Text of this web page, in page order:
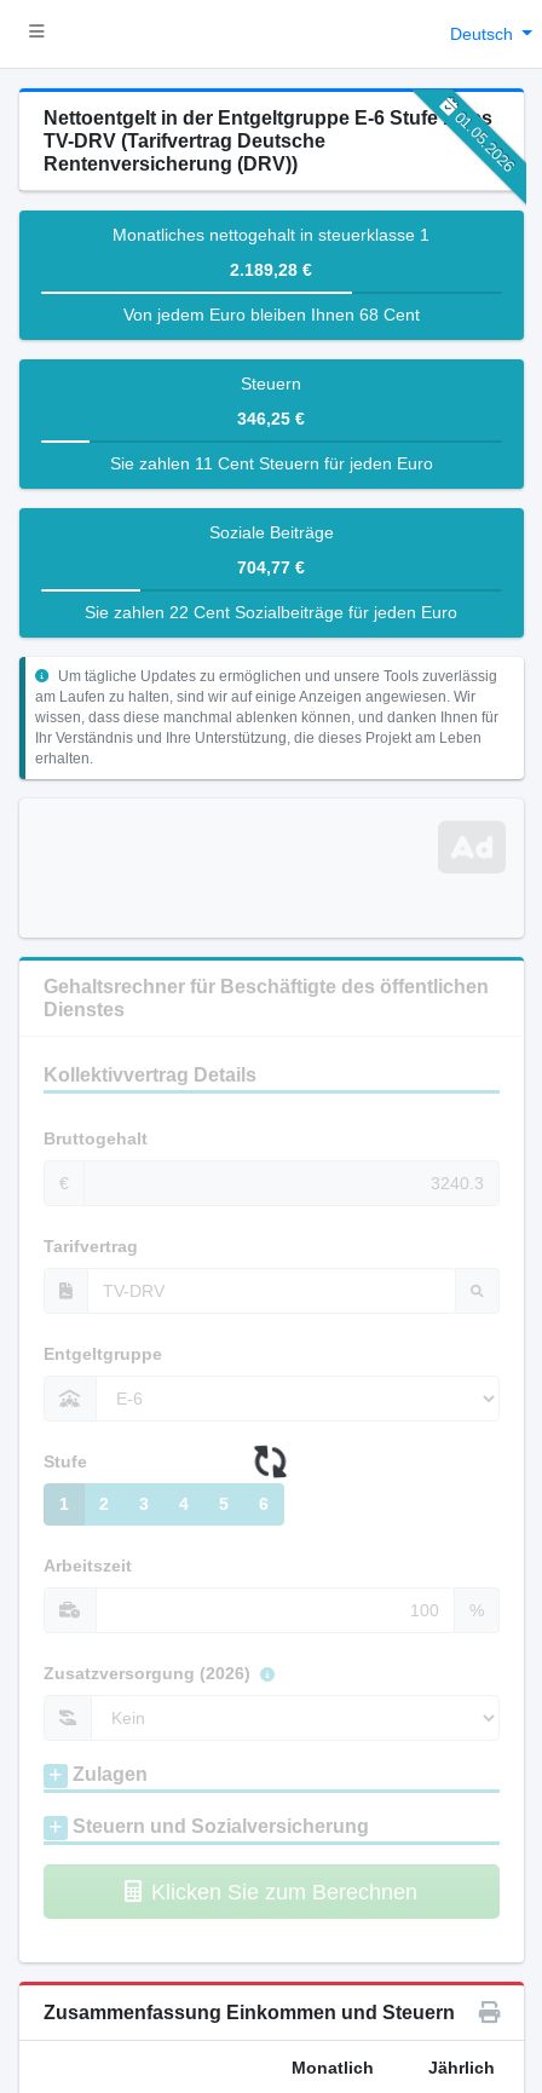
Deutsch
01.05.2026
Nettoentgelt in der Entgeltgruppe E-6 Stufe 1 des
TV-DRV (Tarifvertrag Deutsche
Rentenversicherung (DRV))
Monatliches nettogehalt in steuerklasse 1
2.189,28 €
Von jedem Euro bleiben Ihnen 68 Cent
Steuern
346,25 €
Sie zahlen 11 Cent Steuern für jeden Euro
Soziale Beiträge
704,77 €
Sie zahlen 22 Cent Sozialbeiträge für jeden Euro
Um tägliche Updates zu ermöglichen und unsere Tools zuverlässig
am Laufen zu halten, sind wir auf einige Anzeigen angewiesen. Wir
wissen, dass diese manchmal ablenken können, und danken Ihnen für
Ihr Verständnis und Ihre Unterstützung, die dieses Projekt am Leben
erhalten.
Gehaltsrechner für Beschäftigte des öffentlichen
Dienstes
Kollektivvertrag Details
Bruttogehalt
€
Tarifvertrag
Entgeltgruppe
Stufe
1 2 3 4 5 6
Arbeitszeit
%
Zusatzversorgung (2026)
Zulagen
Steuern und Sozialversicherung
Klicken Sie zum Berechnen
Zusammenfassung Einkommen und Steuern
Monatlich Jährlich